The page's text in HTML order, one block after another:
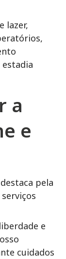
lazer,
a
e
pela
e
cuidados